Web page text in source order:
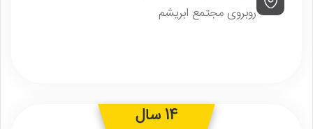
روبروی مجتمع ابریشم
14 سال